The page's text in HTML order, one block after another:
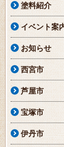
塗料紹介
イベント案
お知らせ
西宮市
芦屋市
宝塚市
伊丹市